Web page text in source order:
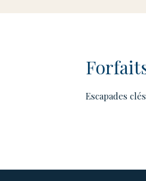
Escapades